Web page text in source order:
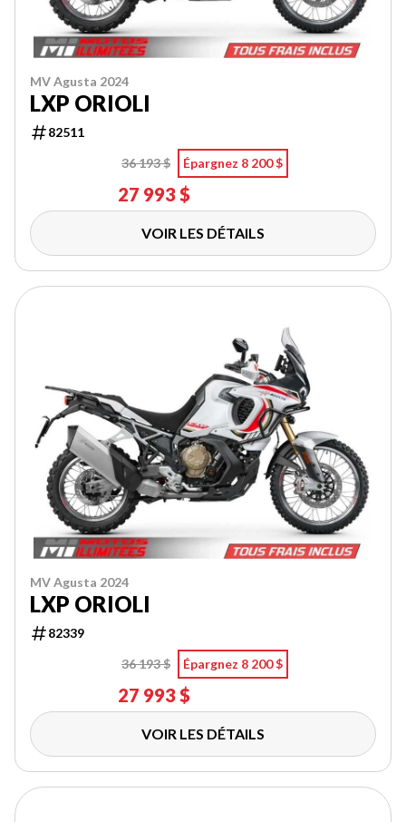
MV Agusta 2024
LXP ORIOLI
82511
36 193 $
Épargnez 8 200 $
27 993 $
VOIR LES DÉTAILS
MV Agusta 2024
LXP ORIOLI
82339
36 193 $
Épargnez 8 200 $
27 993 $
VOIR LES DÉTAILS